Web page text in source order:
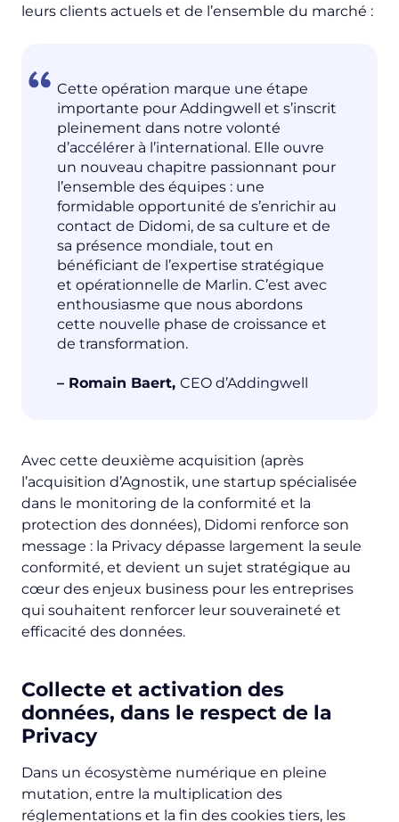
leurs clients actuels et de l’ensemble du marché :
Cette opération marque une étape
importante pour Addingwell et s’inscrit
pleinement dans notre volonté
d’accélérer à l’international. Elle ouvre
un nouveau chapitre passionnant pour
l’ensemble des équipes : une
formidable opportunité de s’enrichir au
contact de Didomi, de sa culture et de
sa présence mondiale, tout en
bénéficiant de l’expertise stratégique
et opérationnelle de Marlin. C’est avec
enthousiasme que nous abordons
cette nouvelle phase de croissance et
de transformation.
– Romain Baert, CEO d’Addingwell
Avec cette deuxième acquisition (après
l’acquisition d’Agnostik, une startup spécialisée
dans le monitoring de la conformité et la
protection des données), Didomi renforce son
message : la Privacy dépasse largement la seule
conformité, et devient un sujet stratégique au
cœur des enjeux business pour les entreprises
qui souhaitent renforcer leur souveraineté et
efficacité des données.
Collecte et activation des
données, dans le respect de la
Privacy
Dans un écosystème numérique en pleine
mutation, entre la multiplication des
réglementations et la fin des cookies tiers, les